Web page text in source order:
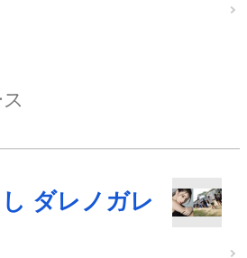
ダレノガレ